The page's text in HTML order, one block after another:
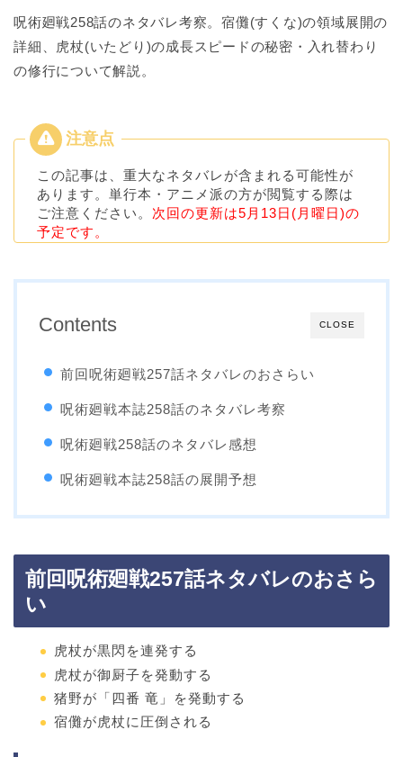
呪術廻戦258話のネタバレ考察。宿儺(すくな)の領域展開の
詳細、虎杖(いたどり)の成長スピードの秘密・入れ替わり
の修行について解説。
この記事は、重大なネタバレが含まれる可能性が
あります。単行本・アニメ派の方が閲覧する際は
ご注意ください。 次回の更新は5月13日(月曜日)の
予定です。
CLOSE
Contents
前回呪術廻戦257話ネタバレのおさらい
呪術廻戦本誌258話のネタバレ考察
呪術廻戦258話のネタバレ感想
呪術廻戦本誌258話の展開予想
前回呪術廻戦257話ネタバレのおさら
い
虎杖が黒閃を連発する
虎杖が御厨子を発動する
猪野が「四番 竜」を発動する
宿儺が虎杖に圧倒される